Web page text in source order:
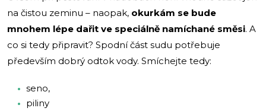
na čistou zeminu – naopak, okurkám se bude
mnohem lépe dařit ve speciálně namíchané směsi. A
co si tedy připravit? Spodní část sudu potřebuje
především dobrý odtok vody. Smíchejte tedy:
seno,
piliny